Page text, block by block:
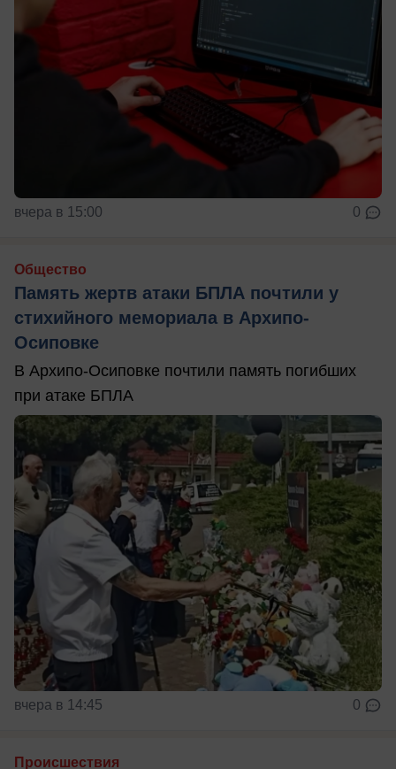
вчера в 15:00 0
Общество
Память жертв атаки БПЛА почтили у
стихийного мемориала в Архипо-
Осиповке
В Архипо-Осиповке почтили память погибших
при атаке БПЛА
вчера в 14:45 0
Происшествия